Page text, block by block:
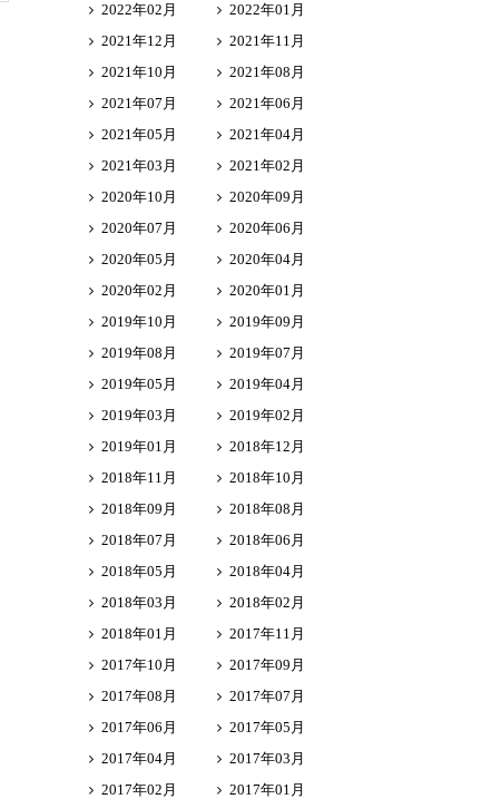
2022年02月
2022年01月
2021年12月
2021年11月
2021年10月
2021年08月
2021年07月
2021年06月
2021年05月
2021年04月
2021年03月
2021年02月
2020年10月
2020年09月
2020年07月
2020年06月
2020年05月
2020年04月
2020年02月
2020年01月
2019年10月
2019年09月
2019年08月
2019年07月
2019年05月
2019年04月
2019年03月
2019年02月
2019年01月
2018年12月
2018年11月
2018年10月
2018年09月
2018年08月
2018年07月
2018年06月
2018年05月
2018年04月
2018年03月
2018年02月
2018年01月
2017年11月
2017年10月
2017年09月
2017年08月
2017年07月
2017年06月
2017年05月
2017年04月
2017年03月
2017年02月
2017年01月